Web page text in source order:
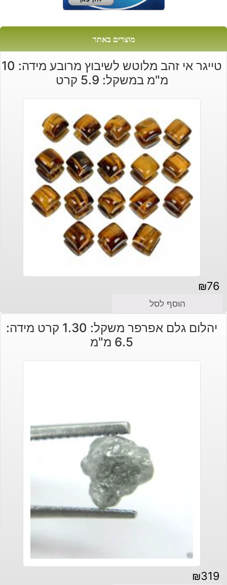
מוצרים באתר
טייגר אי זהב מלוטש לשיבוץ מרובע מידה: 10
מ"מ במשקל: 5.9 קרט
₪76
הוסף לסל
יהלום גלם אפרפר משקל: 1.30 קרט מידה:
6.5 מ"מ
₪319